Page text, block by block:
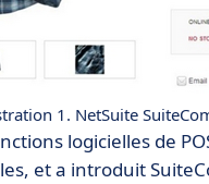
1. NetSuite
logicielles de
et a introduit